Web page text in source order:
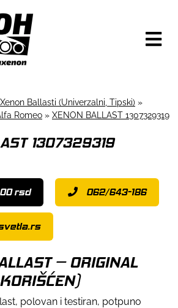
Xenon Ballasti (Univerzalni, Tipski) »
Romeo » XENON BALLAST 1307329319
1307329319
rsd 062/643-186
– ORIGINAL
polovan i testiran, potpuno